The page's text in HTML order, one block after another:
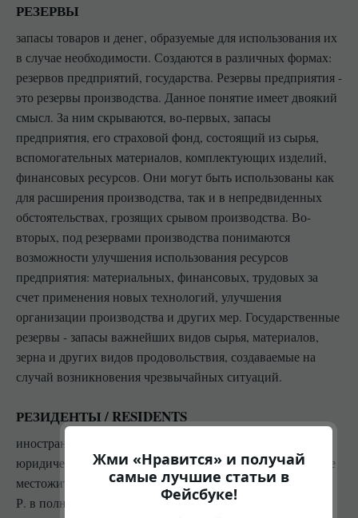
РЕЗЕРВЫ
запасы товаров и денег, образуемые для использования их
в случае необходимости. Создаются в различных формах:
резервов предприятий, государства. Резервы предприятия -
это резервы производства. Данное понятие имеет двоякий
смысл. За ним скрываются, во-первых, запасы
предприятия, его страховой фонд, состоящий из сырья,
вспомогательных материалов, комплектующих изделий,
финансовых ресурсов. Они могут быть использованы как
для расширения производства, так и в непредвиденных
обстоятельствах, грозящих срывом производства. Во-
вторых, под резервами производства понимаются
возможности улучшения использования ресурсов
предприятия: материальных, финансовых, трудовых за
счет применения новых технологий, улучшения
организации производства и других мер. Государственные
резервы - запасы важнейших видов сырья, материалов,
зерна и других видов продовольствия, создаваемые на
случай возникновения чрезвычайных ситуаций.
РЕЗИДЕНТЫ / RESIDENTS
иностранные граждане, лица без гражданства,
юридические или физические лица, имеющие постоянное
местожительство (местопребывание) в данной стране. На
Р. в полной мере распространяются режимы
Жми «Нравится» и получай
самые лучшие статьи в
Фейсбуке!